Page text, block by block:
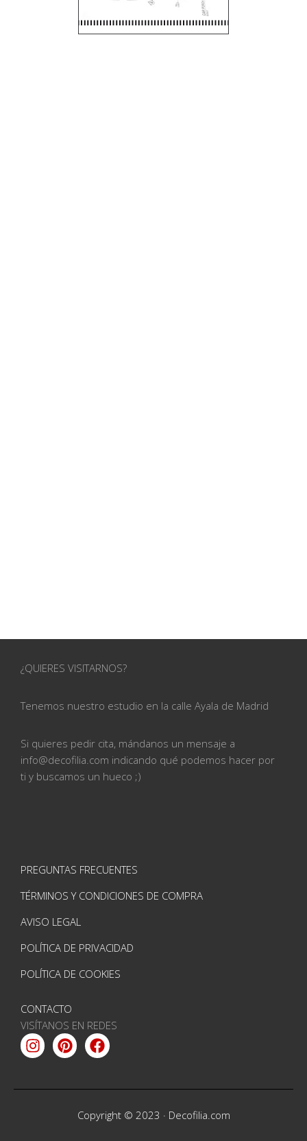
¿QUIERES VISITARNOS?
Tenemos nuestro estudio en la calle Ayala de Madrid
Si quieres pedir cita, mándanos un mensaje a
info@decofilia.com indicando qué podemos hacer por
ti y buscamos un hueco ;)
PREGUNTAS FRECUENTES
TÉRMINOS Y CONDICIONES DE COMPRA
AVISO LEGAL
POLÍTICA DE PRIVACIDAD
POLÍTICA DE COOKIES
CONTACTO
VISÍTANOS EN REDES
Instagram
PinterestFacebook
Copyright © 2023 · Decofilia.com